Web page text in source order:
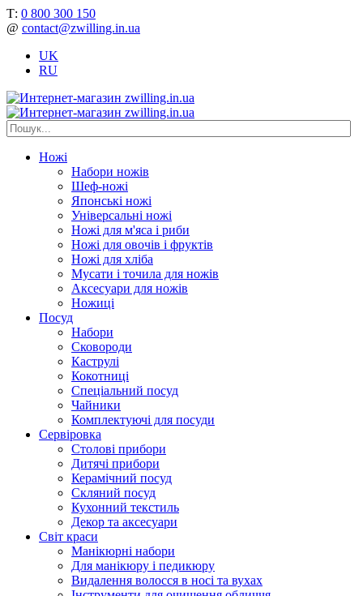
Т: 0 800 300 150
@ contact@zwilling.in.ua
UK
RU
Ножі
Набори ножів
Шеф-ножі
Японські ножі
Універсальні ножі
Ножі для м'яса і риби
Ножі для овочів і фруктів
Ножі для хліба
Мусати і точила для ножів
Аксесуари для ножів
Ножиці
Посуд
Набори
Сковороди
Каструлі
Кокотниці
Cпеціальний посуд
Чайники
Комплектуючі для посуди
Сервіровка
Столові прибори
Дитячі прибори
Керамічний посуд
Скляний посуд
Кухонний текстиль
Декор та аксесуари
Світ краси
Манікюрні набори
Для манікюру і педикюру
Видалення волосся в носі та вухах